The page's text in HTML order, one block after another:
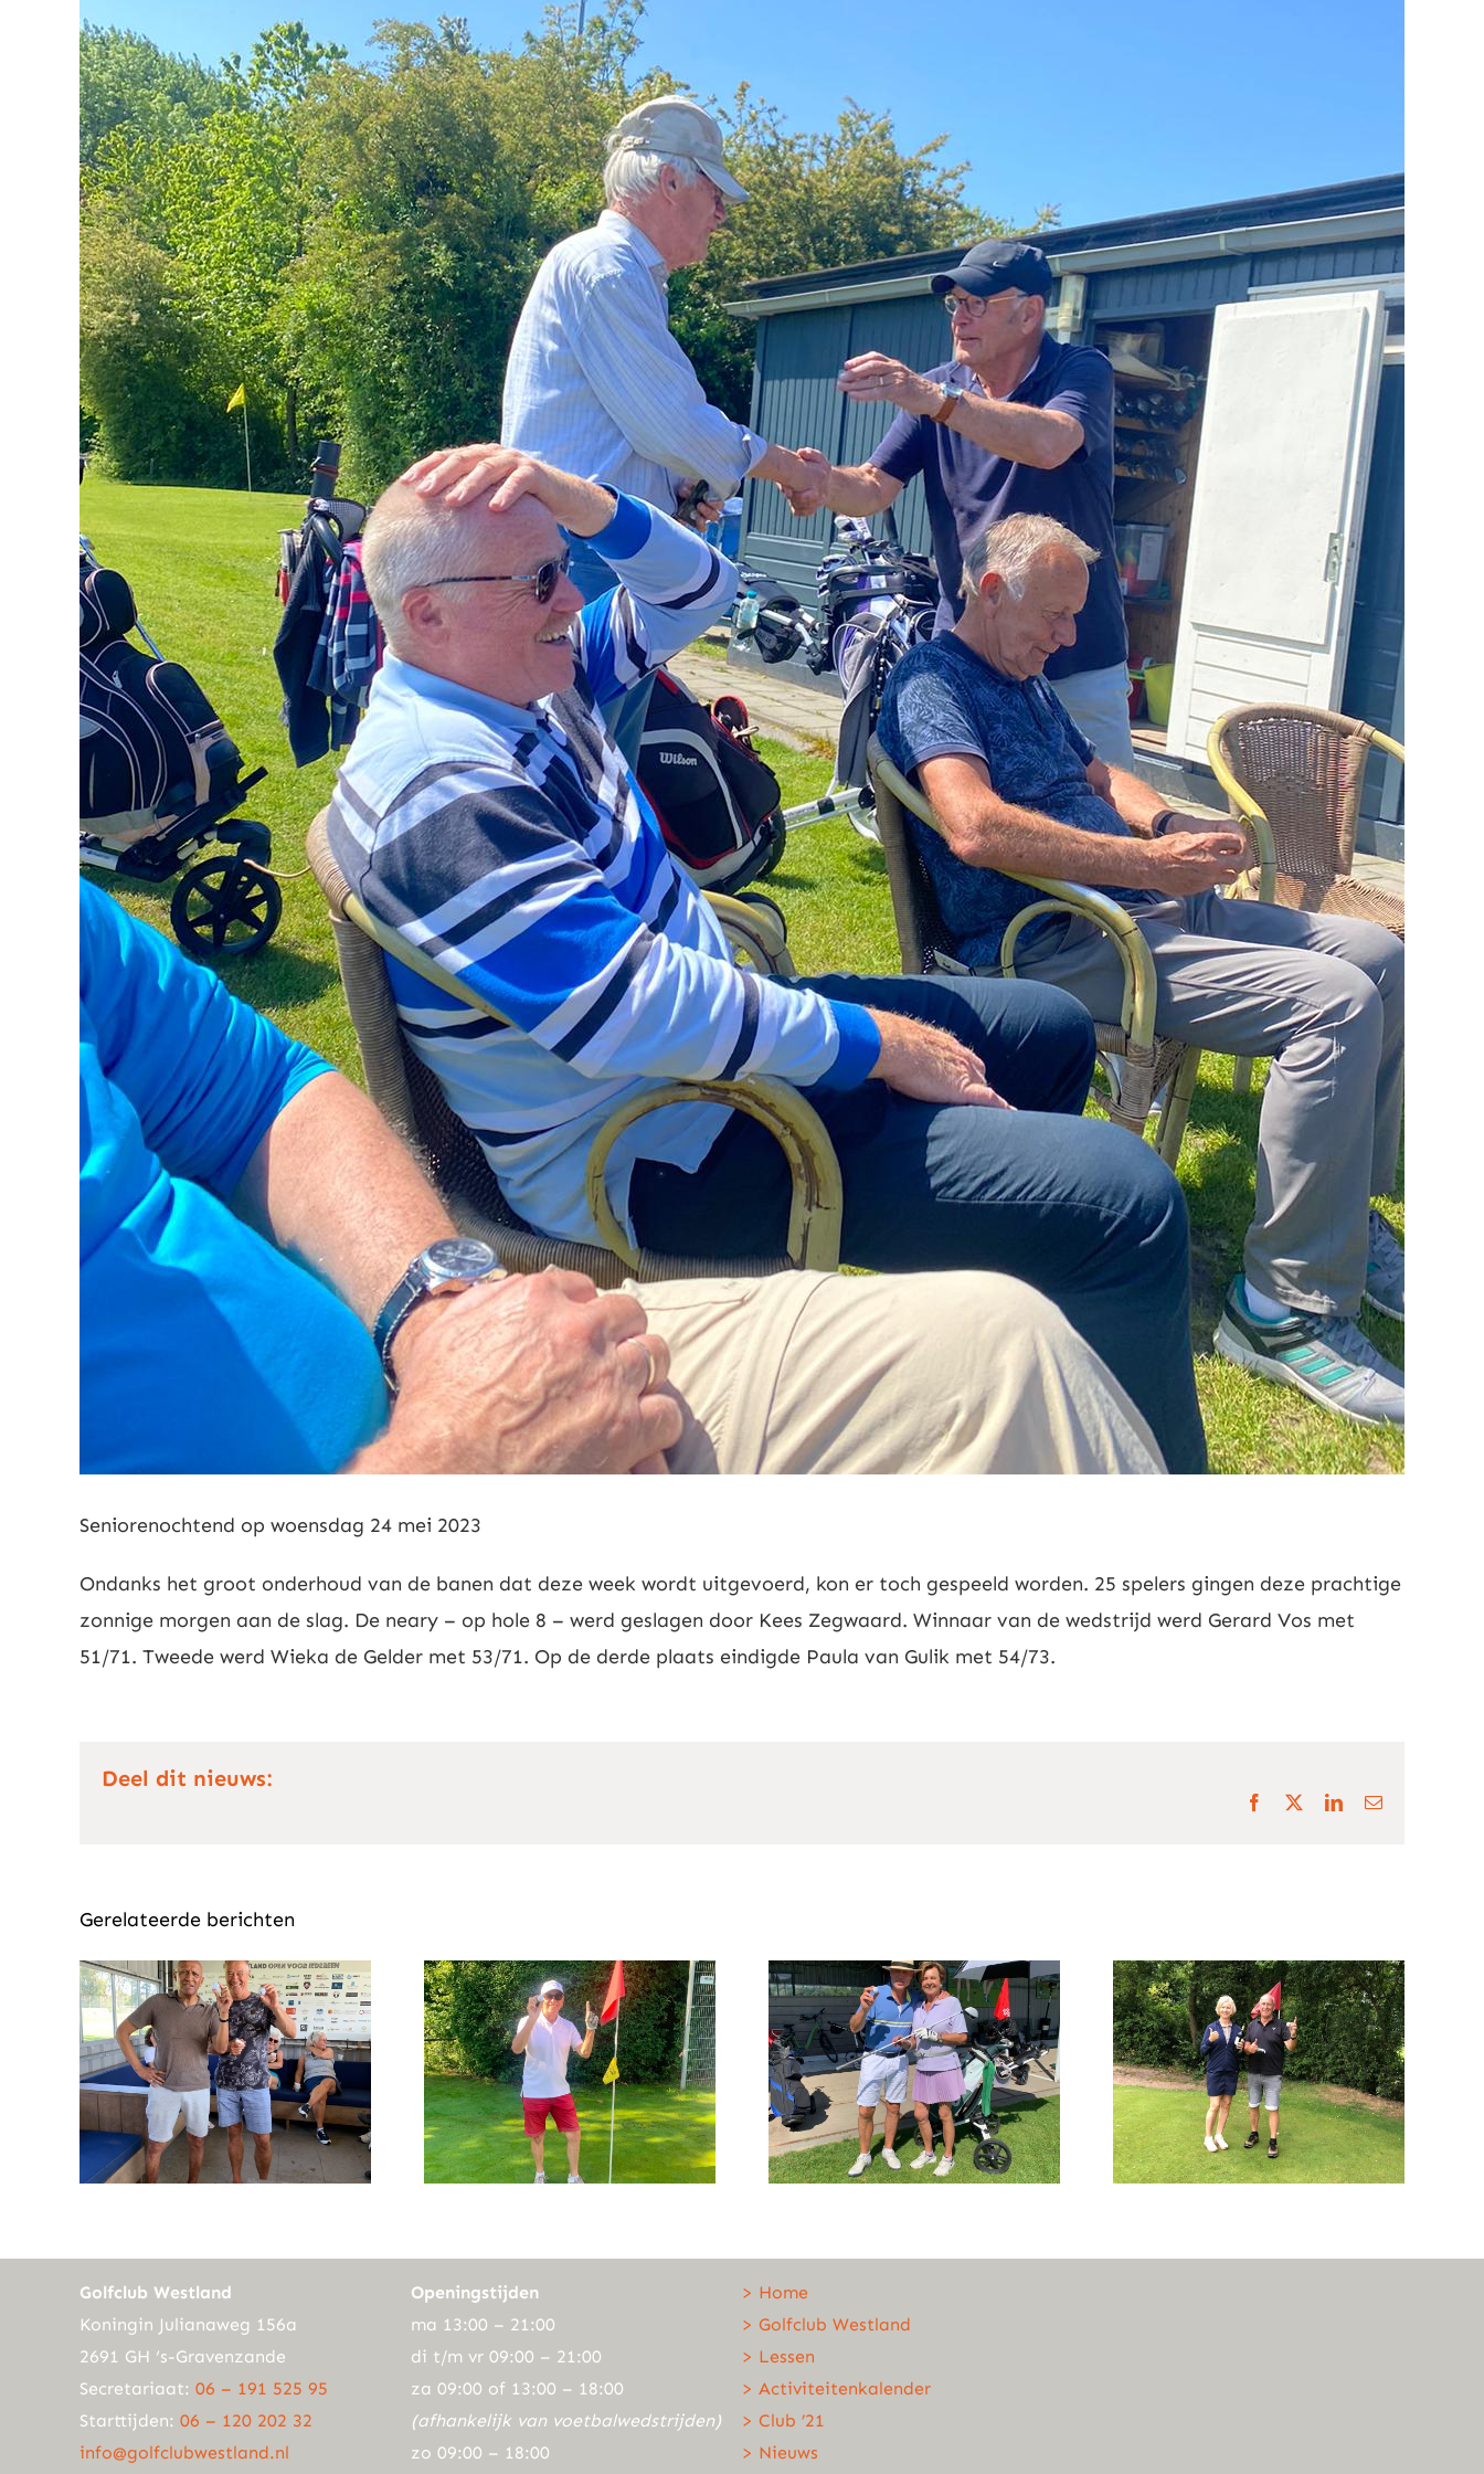
Seniorenochtend op woensdag 24 mei 2023
Ondanks het groot onderhoud van de banen dat deze week wordt uitgevoerd, kon er toch gespeeld worden. 25 spelers gingen deze prachtige
zonnige morgen aan de slag. De neary – op hole 8 – werd geslagen door Kees Zegwaard. Winnaar van de wedstrijd werd Gerard Vos met
51/71. Tweede werd Wieka de Gelder met 53/71. Op de derde plaats eindigde Paula van Gulik met 54/73.
Deel dit nieuws:
Facebook LinkedIn
E-
Gerelateerde berichten
Golfclub Westland
Koningin Julianaweg 156a
2691 GH ‘s-Gravenzande
Secretariaat: 06 – 191 525 95
Starttijden: 06 – 120 202 32
info@golfclubwestland.nl
Openingstijden
ma 13:00 – 21:00
di t/m vr 09:00 – 21:00
za 09:00 of 13:00 – 18:00
(afhankelijk van voetbalwedstrijden)
zo 09:00 – 18:00
> Home
> Golfclub Westland
> Lessen
> Activiteitenkalender
> Club ’21
> Nieuws